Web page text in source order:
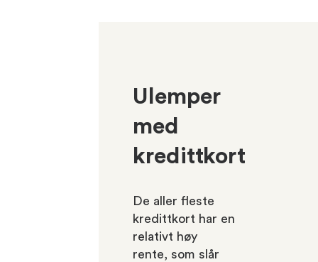
Ulemper
med
kredittkort
De aller fleste
kredittkort har en
relativt høy
rente, som slår